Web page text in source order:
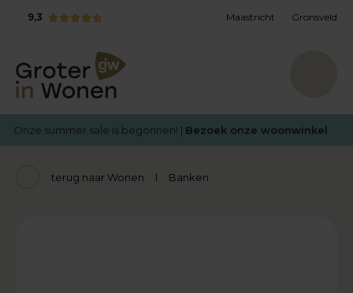
9,3 Maastricht Gronsveld
Onze summer sale is begonnen! | Bezoek onze woonwinkel
terug naar Wonen Banken